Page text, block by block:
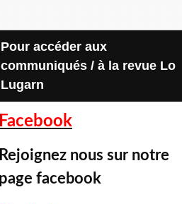
Pour accéder aux
communiqués / à la revue Lo
Lugarn
Facebook
Rejoignez nous sur notre
page facebook